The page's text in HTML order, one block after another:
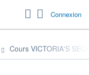
Connexion
Cours VICTORIA'S